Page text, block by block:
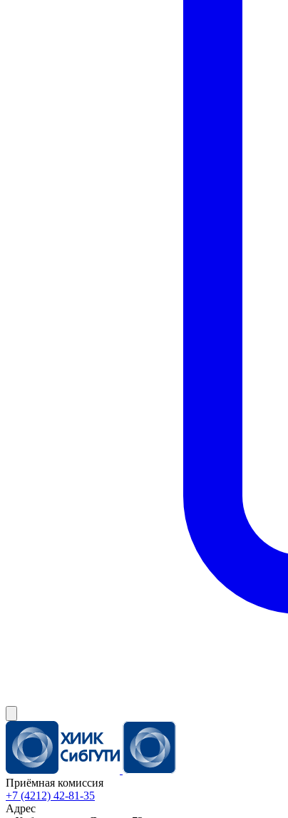
Приёмная комиссия
+7 (4212) 42-81-35
Адрес